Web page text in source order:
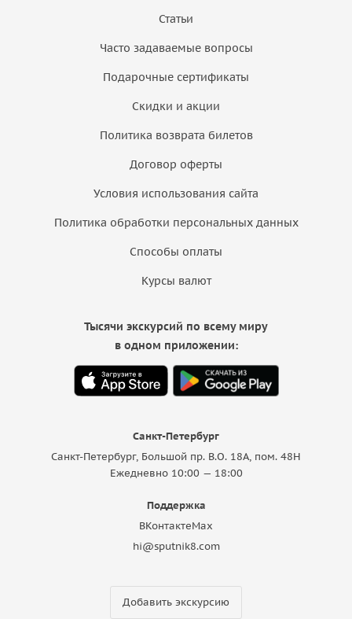
Статьи
Часто задаваемые вопросы
Подарочные сертификаты
Скидки и акции
Политика возврата билетов
Договор оферты
Условия использования сайта
Политика обработки персональных данных
Способы оплаты
Курсы валют
Санкт-Петербург
Санкт-Петербург, Большой пр. В.О. 18A, пом. 48Н
Ежедневно 10:00 — 18:00
Поддержка
ВКонтактеMax
hi@sputnik8.com
Добавить экскурсию
Тысячи экскурсий по всему миру
в одном приложении: